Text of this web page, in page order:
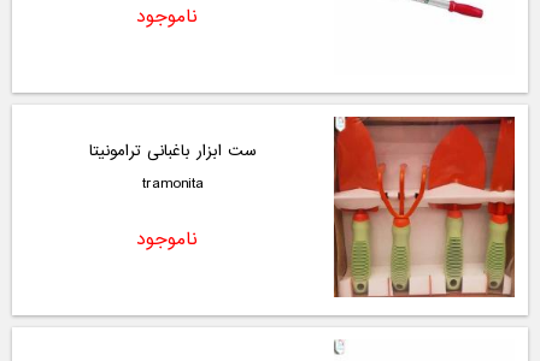
ناموجود
ست ابزار باغبانی ترامونیتا
tramonita
ناموجود